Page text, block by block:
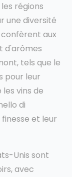
régions
une diversité
aux
d'arômes
tels que le
pour leur
vins de
di
et leur
Unis sont
avec